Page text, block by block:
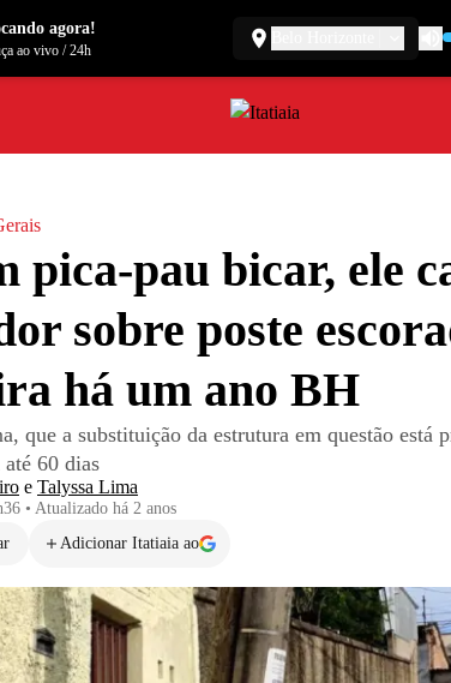
pica-pau bicar, ele
sobre poste
há um ano BH
que a substituição da estrutura em questão está
até 60 dias
e Talyssa Lima
• Atualizado há 2 anos
Adicionar Itatiaia ao
agora!
ao vivo/24h